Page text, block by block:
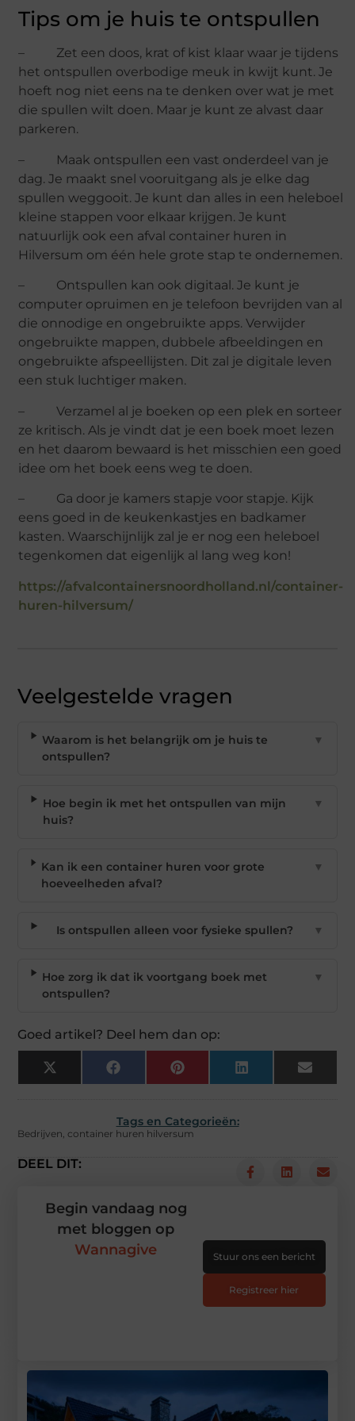
Tips om je huis te ontspullen
– Zet een doos, krat of kist klaar waar je tijdens
het ontspullen overbodige meuk in kwijt kunt. Je
hoeft nog niet eens na te denken over wat je met
die spullen wilt doen. Maar je kunt ze alvast daar
parkeren.
– Maak ontspullen een vast onderdeel van je
dag. Je maakt snel vooruitgang als je elke dag
spullen weggooit. Je kunt dan alles in een heleboel
kleine stappen voor elkaar krijgen. Je kunt
natuurlijk ook een afval container huren in
Hilversum om één hele grote stap te ondernemen.
– Ontspullen kan ook digitaal. Je kunt je
computer opruimen en je telefoon bevrijden van al
die onnodige en ongebruikte apps. Verwijder
ongebruikte mappen, dubbele afbeeldingen en
ongebruikte afspeellijsten. Dit zal je digitale leven
een stuk luchtiger maken.
– Verzamel al je boeken op een plek en sorteer
ze kritisch. Als je vindt dat je een boek moet lezen
en het daarom bewaard is het misschien een goed
idee om het boek eens weg te doen.
– Ga door je kamers stapje voor stapje. Kijk
eens goed in de keukenkastjes en badkamer
kasten. Waarschijnlijk zal je er nog een heleboel
tegenkomen dat eigenlijk al lang weg kon!
https://afvalcontainersnoordholland.nl/container-
huren-hilversum/
Veelgestelde vragen
Waarom is het belangrijk om je huis te
ontspullen?
▼
Hoe begin ik met het ontspullen van mijn
huis?
▼
Kan ik een container huren voor grote
hoeveelheden afval?
▼
Is ontspullen alleen voor fysieke spullen? ▼
Hoe zorg ik dat ik voortgang boek met
ontspullen?
▼
Goed artikel? Deel hem dan op:
X
(Twitter)
Facebook Pinterest LinkedIn Email
Tags en Categorieën:
Bedrijven, container huren hilversum
DEEL DIT:
Begin vandaag nog
met bloggen op
Wannagive
Stuur ons een bericht
Registreer hier